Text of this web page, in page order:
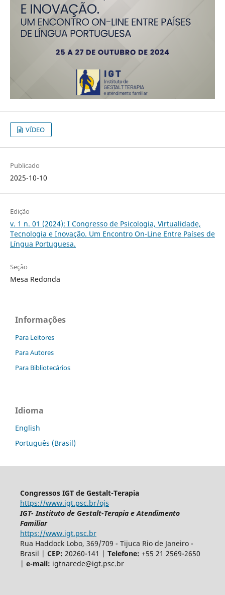
VÍDEO
Publicado
2025-10-10
Edição
v. 1 n. 01 (2024): I Congresso de Psicologia, Virtualidade,
Tecnologia e Inovação. Um Encontro On-Line Entre Países de
Língua Portuguesa.
Seção
Mesa Redonda
Informações
Para Leitores
Para Autores
Para Bibliotecários
Idioma
English
Português (Brasil)
Congressos IGT de Gestalt-Terapia
https://www.igt.psc.br/ojs
IGT- Instituto de Gestalt-Terapia e Atendimento
Familiar
https://www.igt.psc.br
Rua Haddock Lobo, 369/709 - Tijuca Rio de Janeiro -
Brasil | CEP: 20260-141 | Telefone: +55 21 2569-2650
| e-mail: igtnarede@igt.psc.br